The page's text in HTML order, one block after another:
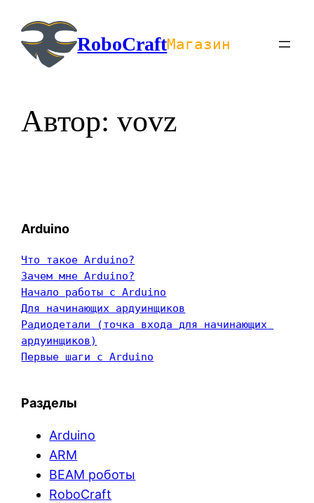
содержимомуRoboCraftМагазин
Автор:vovz
Arduino
Что такое Arduino?
Зачем мне Arduino?
Начало работы с Arduino
Для начинающих ардуинщиков
Радиодетали (точка входа для начинающих
ардуинщиков)
Первые шаги с Arduino
Разделы
Arduino
ARM
BEAM роботы
RoboCraft